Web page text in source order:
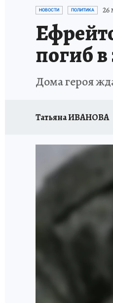
НОВОСТИ ПОЛИТИКА 26
погиб
Дома героя
Татьяна ИВАНОВА